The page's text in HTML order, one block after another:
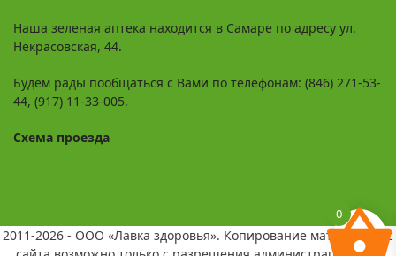
Наша зеленая аптека находится в Самаре по адресу ул.
Некрасовская, 44.
Будем рады пообщаться с Вами по телефонам: (846) 271-53-
44, (917) 11-33-005.
Схема проезда
2011-2026 - ООО «Лавка здоровья». Копирование материалов с
0